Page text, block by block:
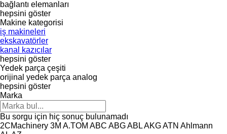
bağlantı elemanları
hepsini göster
Makine kategorisi
iş makineleri
ekskavatörler
kanal kazıcılar
hepsini göster
Yedek parça çeşiti
orijinal yedek parça analog
hepsini göster
Marka
Bu sorgu için hiç sonuç bulunamadı
2CMachinery 3M A.TOM ABC ABGABLAKGATN Ahlmann